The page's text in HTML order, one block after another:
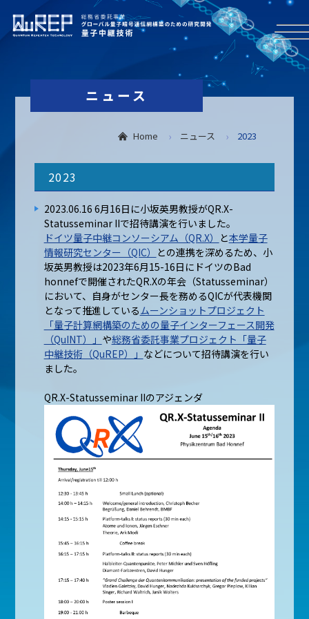
ニュース
Home ニュース 2023
2023
2023.06.16 6月16日に小坂英男教授がQR.X-
Statusseminar IIで招待講演を行いました。
ドイツ量子中継コンソーシアム（QR.X） と本学量子
情報研究センター（QIC） との連携を深めるため、小
坂英男教授は2023年6月15-16日にドイツのBad
honnefで開催されたQR.Xの年会（Statusseminar）
において、自身がセンター長を務めるQICが代表機関
となって推進しているムーンショットプロジェクト
「量子計算網構築のための量子インターフェース開発
（QuINT）」 や総務省委託事業プロジェクト「量子
中継技術（QuREP）」 などについて招待講演を行い
ました。
QR.X-Statusseminar IIのアジェンダ